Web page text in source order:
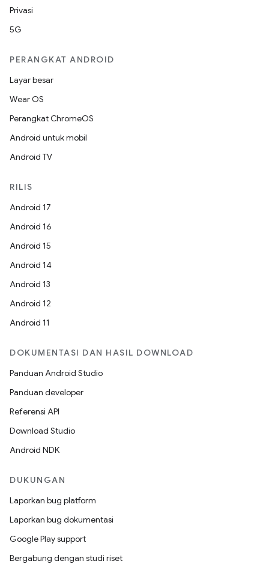
Privasi
5G
PERANGKAT ANDROID
Layar besar
Wear OS
Perangkat ChromeOS
Android untuk mobil
Android TV
RILIS
Android 17
Android 16
Android 15
Android 14
Android 13
Android 12
Android 11
DOKUMENTASI DAN HASIL DOWNLOAD
Panduan Android Studio
Panduan developer
Referensi API
Download Studio
Android NDK
DUKUNGAN
Laporkan bug platform
Laporkan bug dokumentasi
Google Play support
Bergabung dengan studi riset